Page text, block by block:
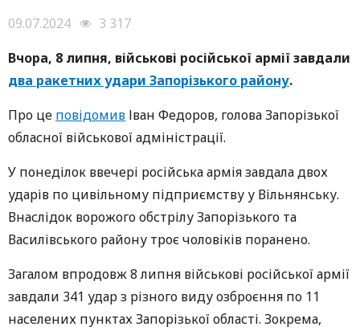
09.07.2024
3 317
Вчора, 8 липня, військові російської армії завдали
два ракетних удари Запорізького району.
Про це повідомив Іван Федоров, голова Запорізької
обласної військової адміністрації.
У понеділок ввечері російська армія завдала двох
ударів по цивільному підприємству у Вільнянську.
Внаслідок ворожого обстрілу Запорізького та
Василівського району троє чоловіків поранено.
Загалом впродовж 8 липня військові російської армії
завдали 341 удар з різного виду озброєння по 11
населених пунктах Запорізької області. Зокрема,